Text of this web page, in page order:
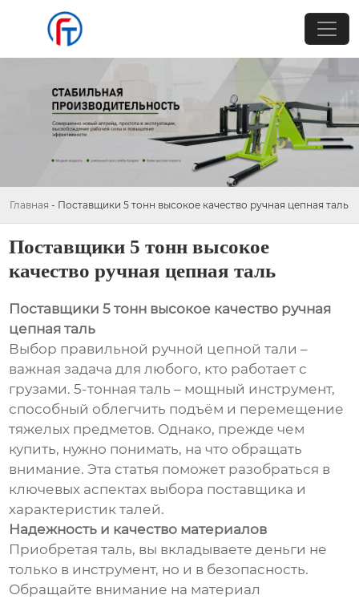
Главная - Поставщики 5 тонн высокое качество ручная цепная таль
Поставщики 5 тонн высокое
качество ручная цепная таль
Поставщики 5 тонн высокое качество ручная
цепная таль
Выбор правильной ручной цепной тали –
важная задача для любого, кто работает с
грузами. 5-тонная таль – мощный инструмент,
способный облегчить подъём и перемещение
тяжелых предметов. Однако, прежде чем
купить, нужно понимать, на что обращать
внимание. Эта статья поможет разобраться в
ключевых аспектах выбора поставщика и
характеристик талей.
Надежность и качество материалов
Приобретая таль, вы вкладываете деньги не
только в инструмент, но и в безопасность.
Обращайте внимание на материал